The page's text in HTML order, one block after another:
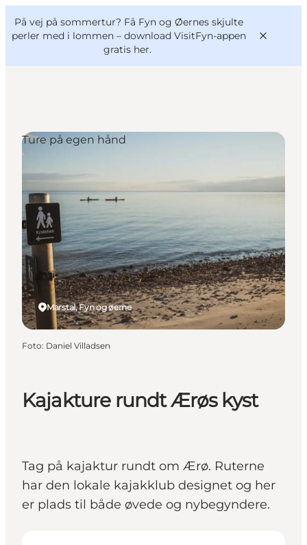
På vej på sommertur? Få Fyn og Øernes skjulte
perler med i lommen – download VisitFyn-appen
gratis her.
Oplevelser
Mad og drikke
Overnatning
Book lokale oplevelser
VisitFyn
Deutsch
Kajakture rundt Ærøs kyst
Tag på kajaktur rundt om Ærø. Ruterne
har den lokale kajakklub designet og her
er plads til både øvede og nybegyndere.
Marstal, Fyn og øerne
Ture på egen hånd
Foto: Daniel Villadsen